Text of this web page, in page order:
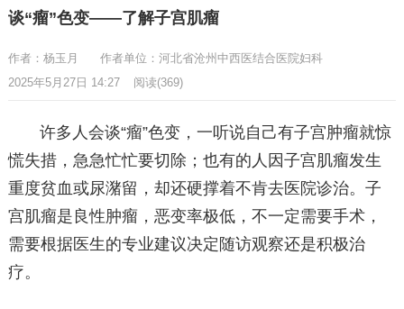
谈“瘤”色变——了解子宫肌瘤
作者：杨玉月
作者单位：河北省沧州中西医结合医院妇科
2025年5月27日 14:27
阅读(369)
许多人会谈“瘤”色变，一听说自己有子宫肿瘤就惊
慌失措，急急忙忙要切除；也有的人因子宫肌瘤发生
重度贫血或尿潴留，却还硬撑着不肯去医院诊治。子
宫肌瘤是良性肿瘤，恶变率极低，不一定需要手术，
需要根据医生的专业建议决定随访观察还是积极治
疗。